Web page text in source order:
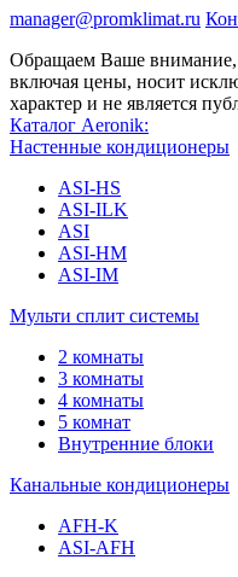
manager@promklimat.ru
Обращаем Ваше внимание,
включая цены, носит
характер и не является
Каталог Aeronik:
Настенные кондиционеры
ASI-HS
ASI-ILK
ASI
ASI-HM
ASI-IM
Мульти сплит системы
2 комнаты
3 комнаты
4 комнаты
5 комнат
Внутренние блоки
Канальные кондиционеры
AFH-K
ASI-AFH